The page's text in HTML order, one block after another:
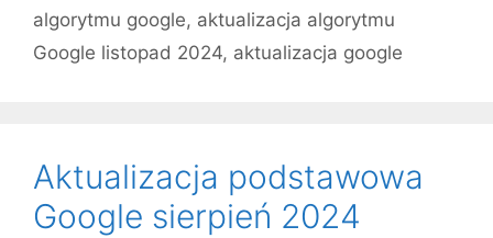
algorytmu google, aktualizacja algorytmu
Google listopad 2024, aktualizacja google
Aktualizacja podstawowa
Google sierpień 2024